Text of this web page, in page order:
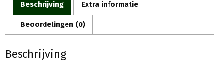
Beschrijving Extra informatie
Beoordelingen (0)
Beschrijving